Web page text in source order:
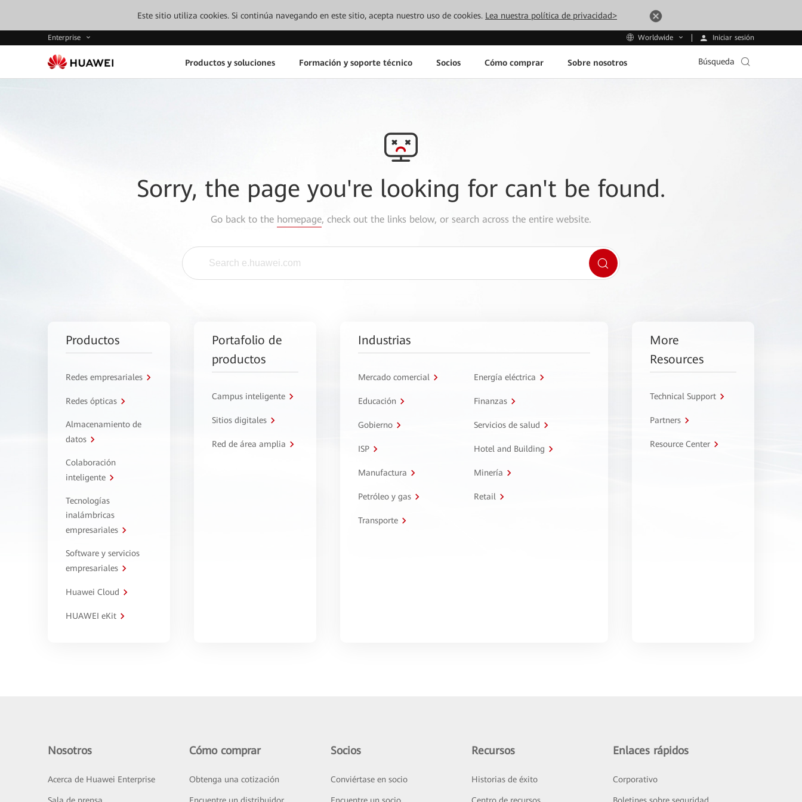
Este sitio utiliza cookies. Si continúa navegando en este sitio, acepta nuestro uso de cookies. Lea nuestra política de privacidad>
Enterprise Worldwide Iniciar sesión
Productos y soluciones Formación y soporte técnico Socios Cómo comprar Sobre nosotros Búsqueda
Sorry, the page you're looking for can't be found.
Go back to the homepage, check out the links below, or search across the entire website.
Productos
Redes empresariales
Redes ópticas
Almacenamiento de
datos
Colaboración
inteligente
Tecnologías
inalámbricas
empresariales
Software y servicios
empresariales
Huawei Cloud
HUAWEI eKit
Portafolio de
productos
Campus inteligente
Sitios digitales
Red de área amplia
Industrias
Mercado comercial Energía eléctrica
Educación Finanzas
Gobierno Servicios de salud
ISP Hotel and Building
Manufactura Minería
Petróleo y gas Retail
Transporte
More
Resources
Technical Support
Partners
Resource Center
Nosotros
Acerca de Huawei Enterprise
Cómo comprar
Obtenga una cotización
Socios
Conviértase en socio
Recursos
Historias de éxito
Enlaces rápidos
Corporativo